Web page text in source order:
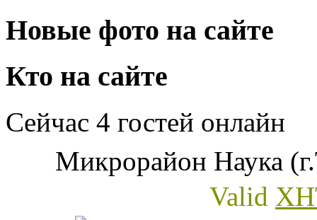
Новые фото на сайте
Кто на сайте
Сейчас 4 гостей онлайн
Микрорайон Наука
Valid